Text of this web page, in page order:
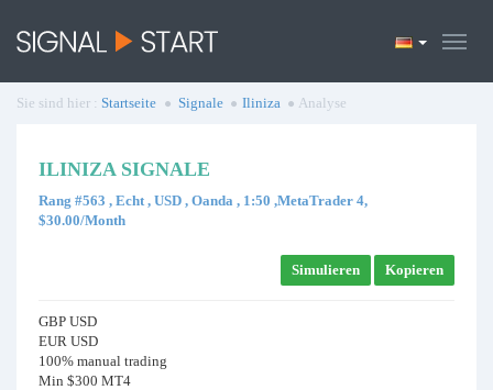
Sie sind hier : Startseite Signale Iliniza Analyse
ILINIZA SIGNALE
Rang #563 , Echt , USD , Oanda , 1:50 ,MetaTrader 4,
$30.00/Month
Simulieren Kopieren
GBP USD
EUR USD
100% manual trading
Min $300 MT4